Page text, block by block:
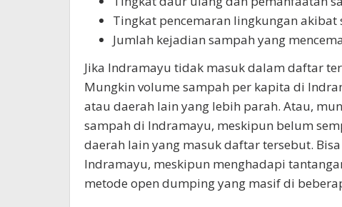
Tingkat pencemaran lingkungan akibat
Jumlah kejadian sampah yang
Jika Indramayu tidak masuk dalam daftar
Mungkin volume sampah per kapita di
atau daerah lain yang lebih parah. Atau,
sampah di Indramayu, meskipun belum
daerah lain yang masuk daftar tersebut.
Indramayu, meskipun menghadapi
metode open dumping yang masif di